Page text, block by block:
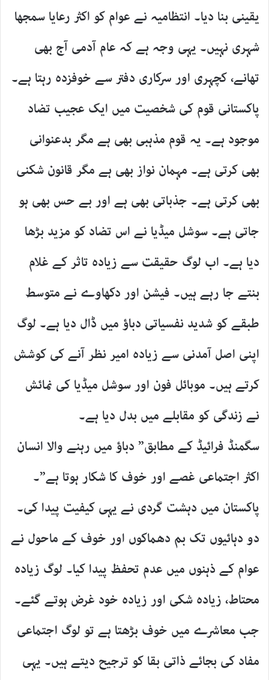
یقینی بنا دیا۔ انتظامیہ نے عوام کو اکثر رعایا سمجھا
شہری نہیں۔ یہی وجہ ہے کہ عام آدمی آج بھی
تھانے، کچہری اور سرکاری دفتر سے خوفزدہ رہتا ہے۔
پاکستانی قوم کی شخصیت میں ایک عجیب تضاد
موجود ہے۔ یہ قوم مذہبی بھی ہے مگر بدعنوانی
بھی کرتی ہے۔ مہمان نواز بھی ہے مگر قانون شکنی
بھی کرتی ہے۔ جذباتی بھی ہے اور بے حس بھی ہو
جاتی ہے۔ سوشل میڈیا نے اس تضاد کو مزید بڑھا
دیا ہے۔ اب لوگ حقیقت سے زیادہ تاثر کے غلام
بنتے جا رہے ہیں۔ فیشن اور دکھاوے نے متوسط
طبقے کو شدید نفسیاتی دباؤ میں ڈال دیا ہے۔ لوگ
اپنی اصل آمدنی سے زیادہ امیر نظر آنے کی کوشش
کرتے ہیں۔ موبائل فون اور سوشل میڈیا کی نمائش
نے زندگی کو مقابلے میں بدل دیا ہے۔
سگمنڈ فرائیڈ کے مطابق” دباؤ میں رہنے والا انسان
اکثر اجتماعی غصے اور خوف کا شکار ہوتا ہے”۔
پاکستان میں دہشت گردی نے یہی کیفیت پیدا کی۔
دو دہائیوں تک بم دھماکوں اور خوف کے ماحول نے
عوام کے ذہنوں میں عدم تحفظ پیدا کیا۔ لوگ زیادہ
محتاط، زیادہ شکی اور زیادہ خود غرض ہوتے گئے۔
جب معاشرے میں خوف بڑھتا ہے تو لوگ اجتماعی
مفاد کی بجائے ذاتی بقا کو ترجیح دیتے ہیں۔ یہی